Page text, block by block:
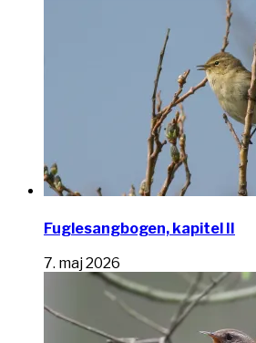
Fuglesangbogen, kapitel II
7. maj 2026